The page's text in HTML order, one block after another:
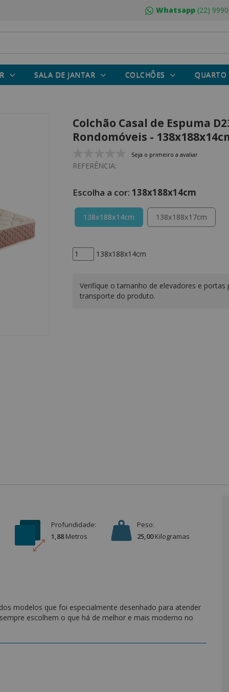
Whatsapp(22)
SALA DE JANTAR COLCHÕES QUARTO
Colchão Casal de Espuma
Rondomóveis -
Seja o primeiro a avaliar
REFERÊNCIA:
138x188x14cm
138x188x14cm 138x188x17cm
138x188x14cm
Verifique o tamanho de elevadores e portas
transporte do produto.
Profundidade:
1,88 Metros
Peso:
25,00 Kilogramas
modelos que foi especialmente desenhado para atender
escolhem o que há de melhor e mais moderno no
conjunto de materiais diferenciados. Tudo foi pensando
certa, sendo indicado para pessoas de até 60 kg (por
e relaxantes.